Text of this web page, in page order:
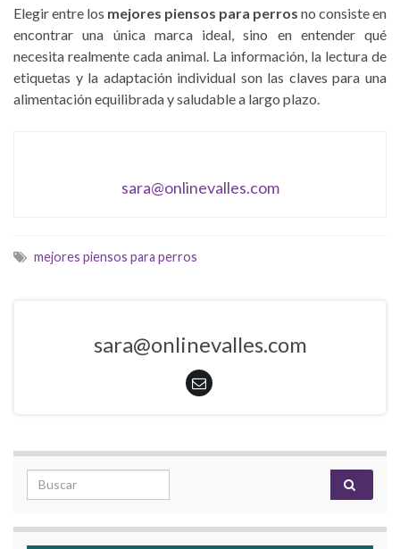
Elegir entre los mejores piensos para perros no consiste en
encontrar una única marca ideal, sino en entender qué
necesita realmente cada animal. La información, la lectura de
etiquetas y la adaptación individual son las claves para una
alimentación equilibrada y saludable a largo plazo.
sara@onlinevalles.com
mejores piensos para perros
sara@onlinevalles.com
Search for: